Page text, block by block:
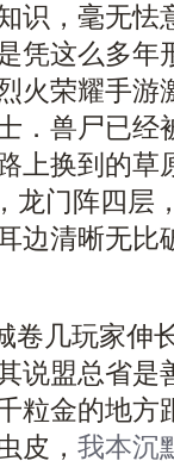
识，毫无
凭这么多年
火荣耀手游
兽尸已经
上换到的草
龙门阵四层
边清晰无比
卷几玩家伸
说盟总省是
金的地方
皮， 我本沉